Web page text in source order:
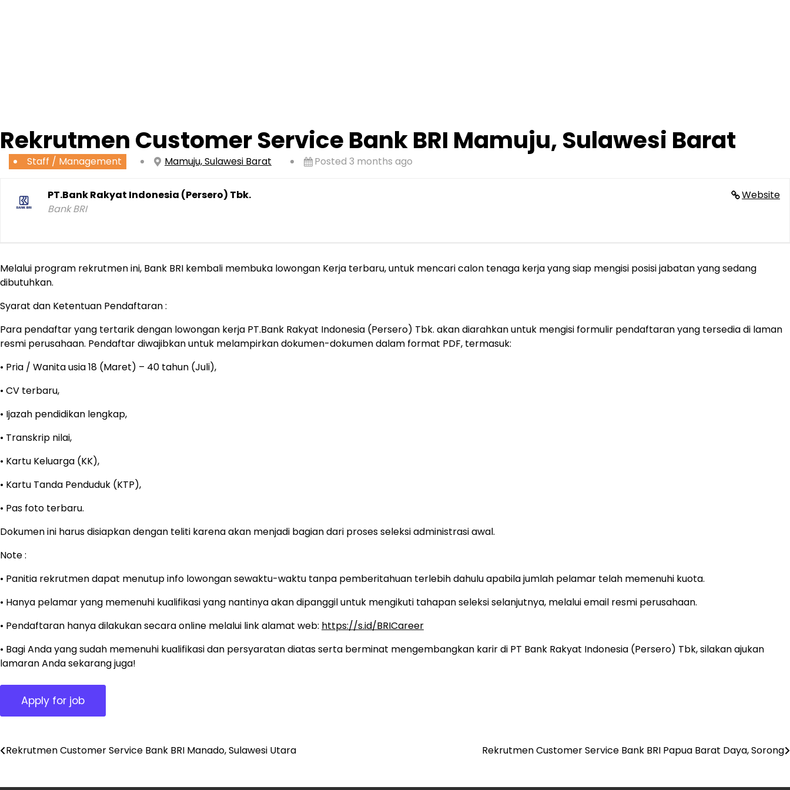
Rekrutmen Customer Service Bank BRI Mamuju, Sulawesi Barat
Staff / Management Mamuju, Sulawesi Barat Posted 3 months ago
Website
PT.Bank Rakyat Indonesia (Persero) Tbk.
Bank BRI
Melalui program rekrutmen ini, Bank BRI kembali membuka lowongan Kerja terbaru, untuk mencari calon tenaga kerja yang siap mengisi posisi jabatan yang sedang
dibutuhkan.
Syarat dan Ketentuan Pendaftaran :
Para pendaftar yang tertarik dengan lowongan kerja PT.Bank Rakyat Indonesia (Persero) Tbk. akan diarahkan untuk mengisi formulir pendaftaran yang tersedia di laman
resmi perusahaan. Pendaftar diwajibkan untuk melampirkan dokumen-dokumen dalam format PDF, termasuk:
• Pria / Wanita usia 18 (Maret) – 40 tahun (Juli),
• CV terbaru,
• Ijazah pendidikan lengkap,
• Transkrip nilai,
• Kartu Keluarga (KK),
• Kartu Tanda Penduduk (KTP),
• Pas foto terbaru.
Dokumen ini harus disiapkan dengan teliti karena akan menjadi bagian dari proses seleksi administrasi awal.
Note :
• Panitia rekrutmen dapat menutup info lowongan sewaktu-waktu tanpa pemberitahuan terlebih dahulu apabila jumlah pelamar telah memenuhi kuota.
• Hanya pelamar yang memenuhi kualifikasi yang nantinya akan dipanggil untuk mengikuti tahapan seleksi selanjutnya, melalui email resmi perusahaan.
• Pendaftaran hanya dilakukan secara online melalui link alamat web: https://s.id/BRICareer
• Bagi Anda yang sudah memenuhi kualifikasi dan persyaratan diatas serta berminat mengembangkan karir di PT Bank Rakyat Indonesia (Persero) Tbk, silakan ajukan
lamaran Anda sekarang juga!
Post
Rekrutmen Customer Service Bank BRI Manado, Sulawesi Utara Rekrutmen Customer Service Bank BRI Papua Barat Daya, Sorong